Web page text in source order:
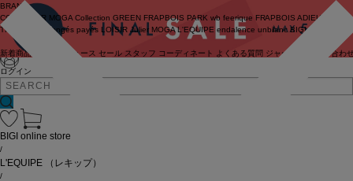
ログイン
BRAND
COUTURIER MOGA Collection GREEN FRAPBOIS PARK wb feerique FRAPBOIS ADIEU
TRISTESSE
congés payés LOISIR Julier MOGA L'EQUIPE endalence unbilanc BIGI online store
新着商品 ニュース セール スタッフ コーディネート よくある質問 ジャーナル お問い合わ
BIGI online store
/
L'EQUIPE （レキップ）
/